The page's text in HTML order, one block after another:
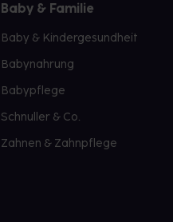
Baby & Familie
Baby & Kindergesundheit
Babynahrung
Babypflege
Schnuller & Co.
Zahnen & Zahnpflege